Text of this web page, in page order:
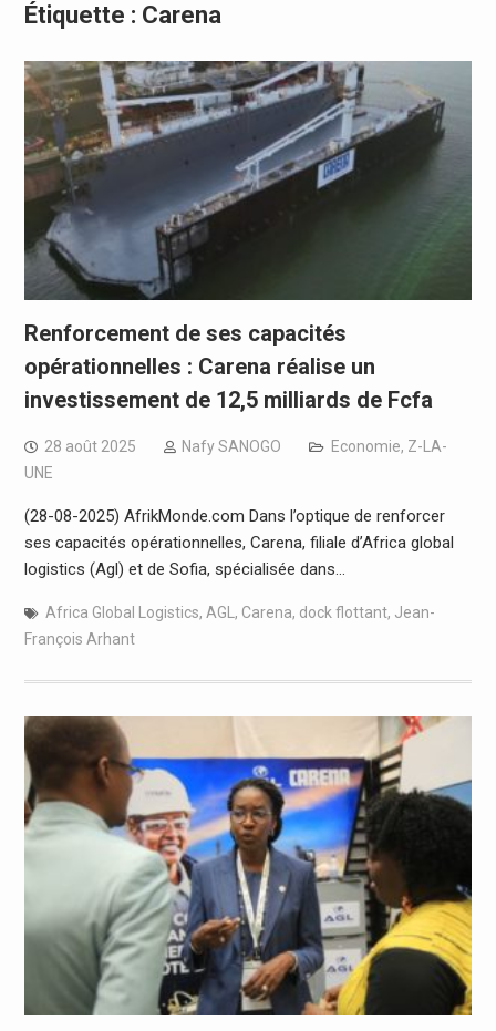
Étiquette : Carena
Renforcement de ses capacités
opérationnelles : Carena réalise un
investissement de 12,5 milliards de Fcfa
28 août 2025 Nafy SANOGO Economie, Z-LA-
UNE
(28-08-2025) AfrikMonde.com Dans l’optique de renforcer
ses capacités opérationnelles, Carena, filiale d’Africa global
logistics (Agl) et de Sofia, spécialisée dans…
Africa Global Logistics, AGL , Carena, dock flottant, Jean-
François Arhant